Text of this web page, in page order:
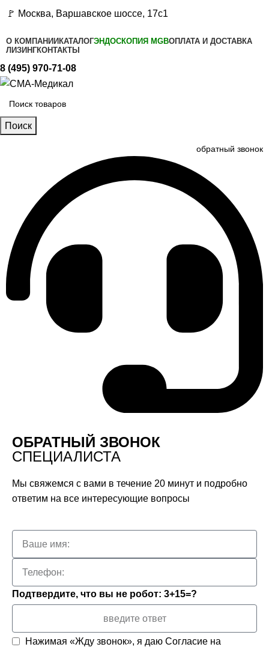
🚩 Москва, Варшавское шоссе, 17с1
О КОМПАНИИ КАТАЛОГЭНДОСКОПИЯ MGBОПЛАТА И ДОСТАВКА
ЛИЗИНГКОНТАКТЫ
8 (495) 970-71-08
Поиск
обратный звонок
ОБРАТНЫЙ ЗВОНОК
СПЕЦИАЛИСТА
Мы свяжемся с вами в течение 20 минут и подробно
ответим на все интересующие вопросы
Подтвердите, что вы не робот: 3+15=?
Нажимая «Жду звонок», я даю Согласие на